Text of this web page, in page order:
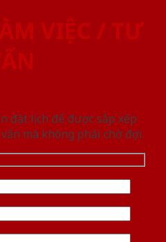
VIỆC / TƯ
đặt lịch để được sắp xếp
mà không phải chờ đợi.